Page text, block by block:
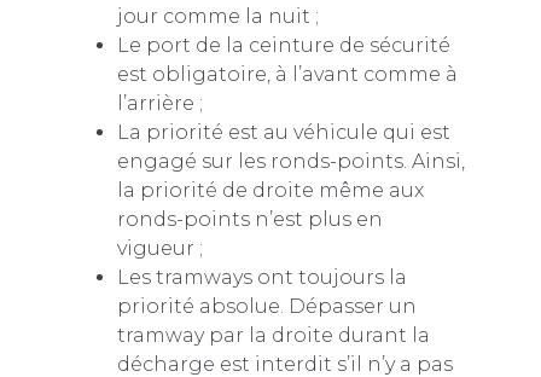
jour comme la nuit ;
Le port de la ceinture de sécurité
est obligatoire, à l’avant comme à
l’arrière ;
La priorité est au véhicule qui est
engagé sur les ronds-points. Ainsi,
la priorité de droite même aux
ronds-points n’est plus en
vigueur ;
Les tramways ont toujours la
priorité absolue. Dépasser un
tramway par la droite durant la
décharge est interdit s’il n’y a pas